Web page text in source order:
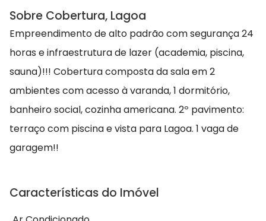
Sobre Cobertura, Lagoa
Empreendimento de alto padrão com segurança 24
horas e infraestrutura de lazer (academia, piscina,
sauna)!!! Cobertura composta da sala em 2
ambientes com acesso à varanda, 1 dormitório,
banheiro social, cozinha americana. 2º pavimento:
terraço com piscina e vista para Lagoa. 1 vaga de
garagem!!
Características do Imóvel